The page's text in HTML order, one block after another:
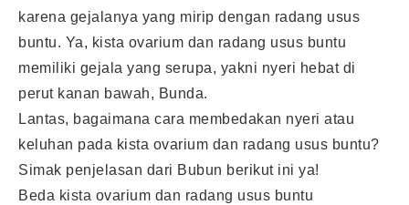
karena gejalanya yang mirip dengan radang usus
buntu. Ya, kista ovarium dan radang usus buntu
memiliki gejala yang serupa, yakni nyeri hebat di
perut kanan bawah, Bunda.
Lantas, bagaimana cara membedakan nyeri atau
keluhan pada kista ovarium dan radang usus buntu?
Simak penjelasan dari Bubun berikut ini ya!
Beda kista ovarium dan radang usus buntu